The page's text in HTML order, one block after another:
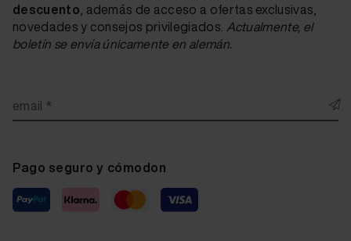
descuento, además de acceso a ofertas exclusivas,
novedades y consejos privilegiados. Actualmente, el
boletín se envía únicamente en alemán.
email *
Pago seguro y cómodon